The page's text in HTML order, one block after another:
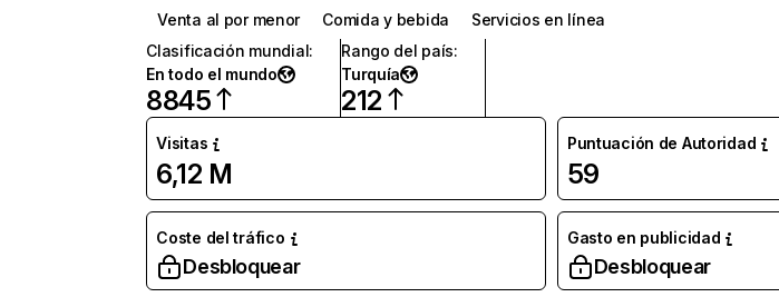
Venta al por menor Comida y bebida
Servicios en línea
Clasificación mundial:
En todo el mundo
8845
Rango del país:
Turquía
212
Visitas
6,12 M
Puntuación de Autoridad
59
Coste del tráfico
Desbloquear
Gasto en publicidad
Desbloquear